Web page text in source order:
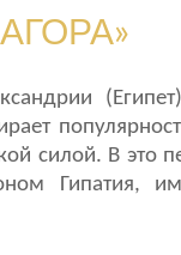
силой. В это
Гипатия,